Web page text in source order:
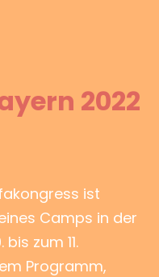
2022
ist
Camps in der
zum 11.
Programm,